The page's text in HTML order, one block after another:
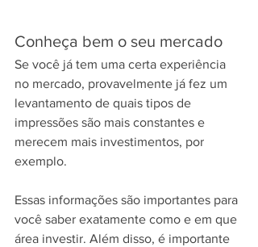
Conheça bem o seu mercado
Se você já tem uma certa experiência
no mercado, provavelmente já fez um
levantamento de quais tipos de
impressões são mais constantes e
merecem mais investimentos, por
exemplo.
Essas informações são importantes para
você saber exatamente como e em que
área investir. Além disso, é importante